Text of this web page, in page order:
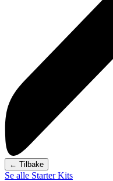
← Tilbake
Se alle Starter Kits